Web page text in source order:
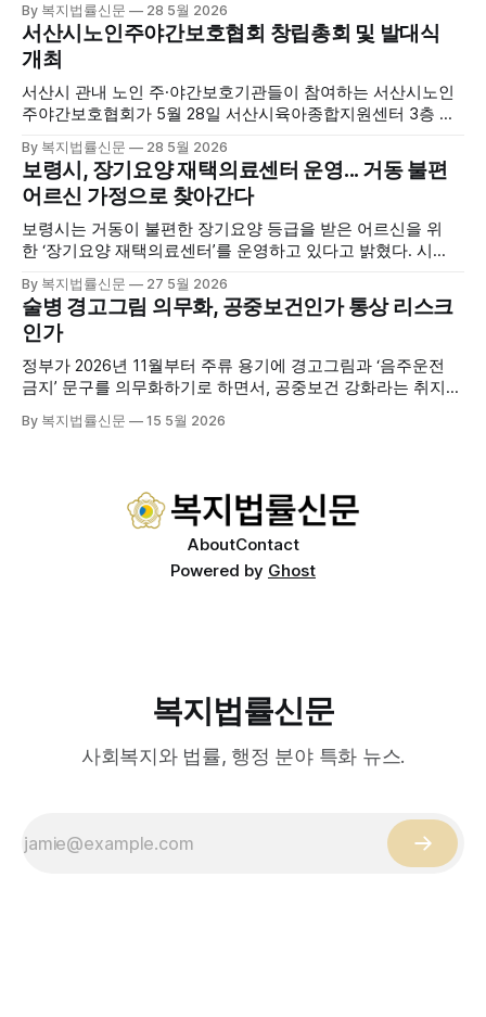
양자원을 활용한 맞춤형 프로그램과 차별화된 웰니스 콘텐츠
를 선보이며 관광객과 군민의 발길을 끌고 있다. 센터는 염지
하수, 피트 등 태안의 청정 해양자원을 활용해 몸과 마음의 회
복을 돕는 다양한 프로그램을 운영하고
By 복지법률신문 28 5월 2026
서산시노인주야간보호협회 창립총회 및 발대식
개최
서산시 관내 노인 주·야간보호기관들이 참여하는 서산시노인
주야간보호협회가 5월 28일 서산시육아종합지원센터 3층 공
행사에는 서산시 관내 주·야간보호기관 관계자와 종사자, 유관
기관 내빈 등 약 100여명이 참석했으며, 서산시청 관계자, 서
산시노인복지시설협회, 서산시재가복지협회, 서산시사회복지
사협회 등 지역 노인복지 관련 기관 관계자들이 함께해 협회
출범을 축하했다. 서산시노인주야간보호협회는 서산시 소재
By 복지법률신문 28 5월 2026
보령시, 장기요양 재택의료센터 운영... 거동 불편
어르신 가정으로 찾아간다
보령시는 거동이 불편한 장기요양 등급을 받은 어르신을 위
한 ‘장기요양 재택의료센터’를 운영하고 있다고 밝혔다. 시
고 본격적인 서비스 제공에 나서고 있다. 재택의료센터
는 (한)의사가 거동 불편으로 의료기관 이용이 어렵다고 판단
한 장기요양 등급자를 대상으로, (한)의사·간호사·사회복지사
로 구성된 다학제 팀이 직접 가정을 방문해 건강관리서비스
를 제공하는
By 복지법률신문 27 5월 2026
술병 경고그림 의무화, 공중보건인가 통상 리스크
인가
정부가 2026년 11월부터 주류 용기에 경고그림과 ‘음주운전
금지’ 문구를 의무화하기로 하면서, 공중보건 강화라는 취지와
도는 국제 통상 규범, 영세업체 부담, 소비자 선택권 등 다양한
By 복지법률신문 15 5월 2026
AboutContact
Powered by Ghost
복지법률신문
사회복지와 법률, 행정 분야 특화 뉴스.